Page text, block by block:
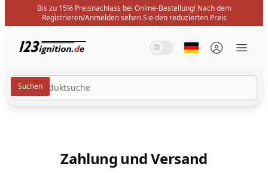
Bis zu 15% Preisnachlass bei Online-Bestellung! Nach dem
Registrieren/Anmelden sehen Sie den reduzierten Preis
123ignition.de Systemmodus
Lichtmodus
Dunkelmodus
Sprache
Zahlung und Versand